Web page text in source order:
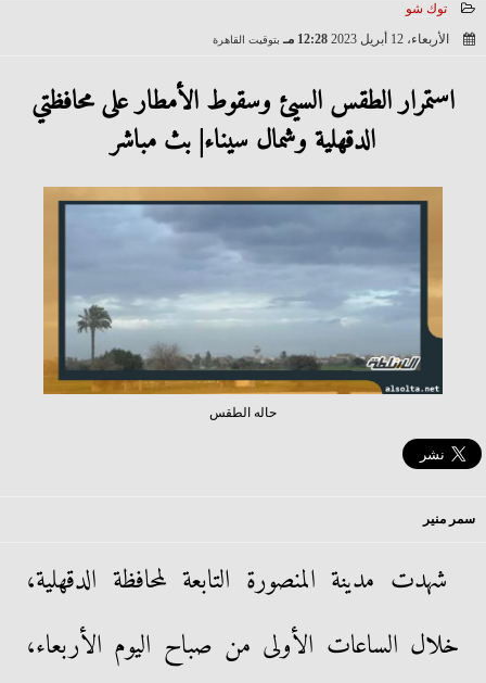
توك شو
الأربعاء، 12 أبريل 2023
12:28 مـ بتوقيت القاهرة
استمرار الطقس السيئ وسقوط الأمطار على محافظتي
الدقهلية وشمال سيناء| بث مباشر
حاله الطقس
سمر منير
شهدت مدينة المنصورة التابعة لمحافظة الدقهلية،
خلال الساعات الأولى من صباح اليوم الأربعاء،